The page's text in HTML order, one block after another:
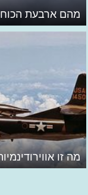
מהם ארבעת
מה זו